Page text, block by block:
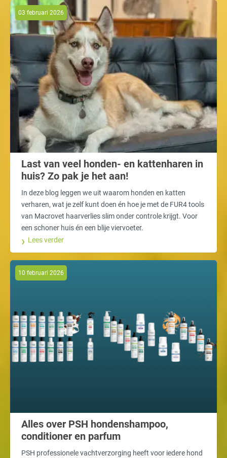
03 februari 2026
Last van veel honden- en kattenharen in
huis? Zo pak je het aan!
In deze blog leggen we uit waarom honden en katten
verharen, wat je zelf kunt doen én hoe je met de FUR4 tools
van Macrovet haarverlies slim onder controle krijgt. Voor
een schoner huis én een blije viervoeter.
Lees verder
10 februari 2026
Alles over PSH hondenshampoo,
conditioner en parfum
PSH professionele vachtverzorging heeft voor iedere hond